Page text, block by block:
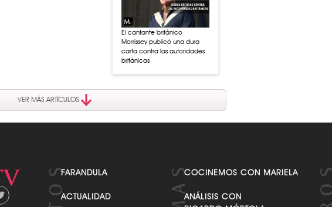
MIRA QUIEN LUCE NUEVO Y
El cantante británico
Morrissey publicó una dura
carta contra las autoridades
británicas
VER MÁS ARTÍCULOS
FARANDULA
ACTUALIDAD
COCINEMOS CON MARIELA
ANÁLISIS CON